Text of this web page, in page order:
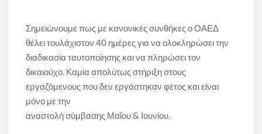
Σημειώνουμε πως με κανονικές συνθήκες ο ΟΑΕΔ
θέλει τουλάχιστον 40 ημέρες για να ολοκληρώσει την
διαδικασία ταυτοποίησης και να πληρώσει τον
δικαιούχο. Καμία απολύτως στήριξη στους
εργαζόμενους που δεν εργάστηκαν φέτος και είναι
μόνο με την
αναστολή σύμβασης Μαΐου & Ιουνίου.